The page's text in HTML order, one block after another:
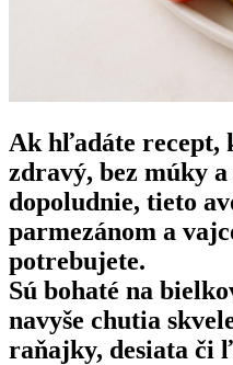
Ak hľadáte recept,
zdravý, bez múky a
dopoludnie, tieto
parmezánom a
potrebujete.
Sú bohaté na
navyše chutia
raňajky, desiata či